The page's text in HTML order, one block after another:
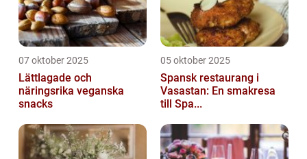
07 oktober 2025
Lättlagade och
näringsrika veganska
snacks
05 oktober 2025
Spansk restaurang i
Vasastan: En smakresa
till Spa...